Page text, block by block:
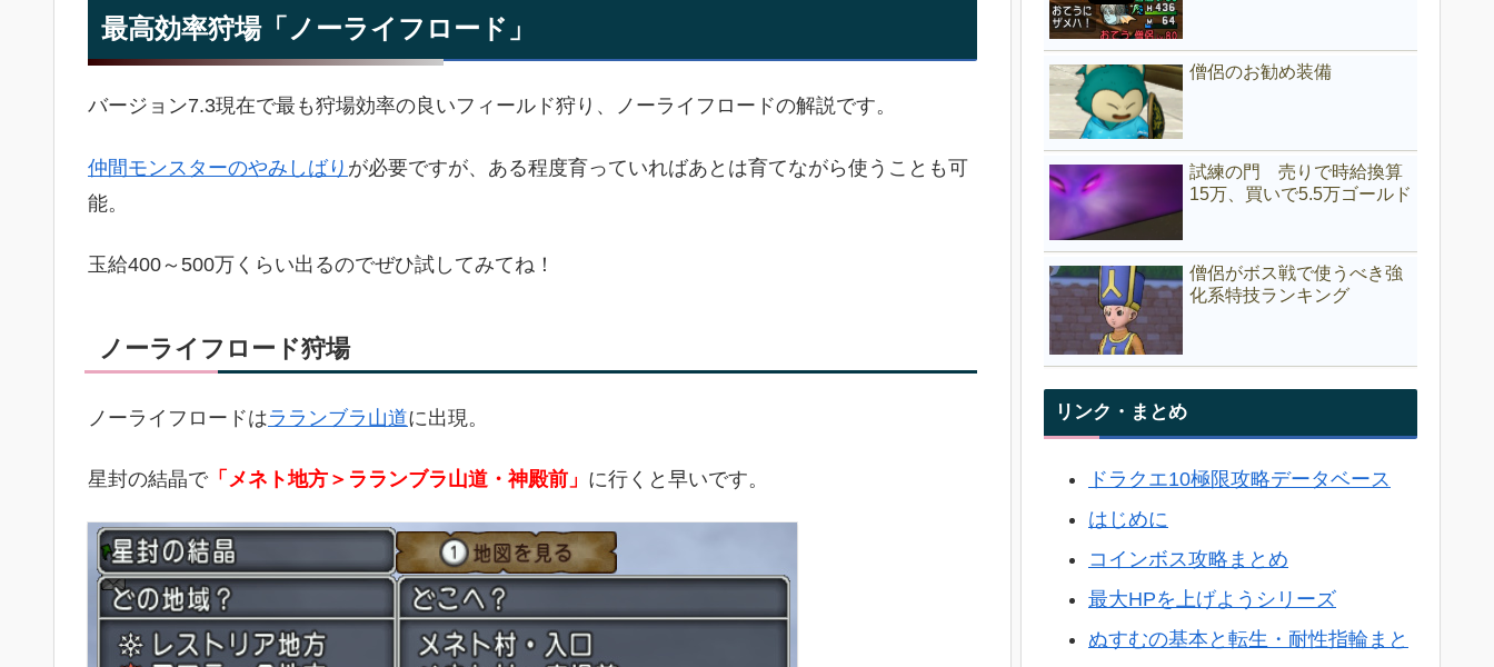
最高効率狩場「ノーライフロード」
バージョン7.3現在で最も狩場効率の良いフィールド狩り、ノーライフロードの解説です。
仲間モンスターのやみしばり が必要ですが、ある程度育っていればあとは育てながら使うことも可
能。
玉給400～500万くらい出るのでぜひ試してみてね！
ノーライフロード狩場
ノーライフロードはラランブラ山道に出現。
星封の結晶で「メネト地方＞ラランブラ山道・神殿前」 に行くと早いです。
僧侶のお勧め装備
試練の門 売りで時給換算
15万、買いで5.5万ゴールド
僧侶がボス戦で使うべき強
化系特技ランキング
リンク・まとめ
ドラクエ10極限攻略データベース
はじめに
コインボス攻略まとめ
最大HPを上げようシリーズ
ぬすむの基本と転生・耐性指輪まと